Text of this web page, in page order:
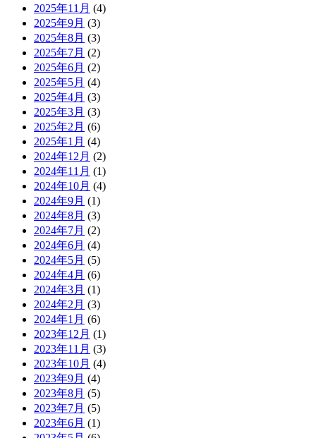
2025年11月 (4)
2025年9月 (3)
2025年8月 (3)
2025年7月 (2)
2025年6月 (2)
2025年5月 (4)
2025年4月 (3)
2025年3月 (3)
2025年2月 (6)
2025年1月 (4)
2024年12月 (2)
2024年11月 (1)
2024年10月 (4)
2024年9月 (1)
2024年8月 (3)
2024年7月 (2)
2024年6月 (4)
2024年5月 (5)
2024年4月 (6)
2024年3月 (1)
2024年2月 (3)
2024年1月 (6)
2023年12月 (1)
2023年11月 (3)
2023年10月 (4)
2023年9月 (4)
2023年8月 (5)
2023年7月 (5)
2023年6月 (1)